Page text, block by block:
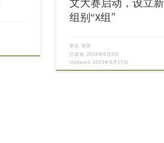
文大赛启动，设立新
组别“X组”
来自萌芽
已发表2024年6月8日
Updated2024年6月17日